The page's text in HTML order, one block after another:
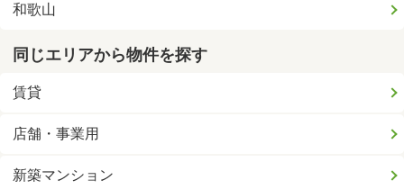
和歌山
同じエリアから物件を探す
賃貸
店舗・事業用
新築マンション